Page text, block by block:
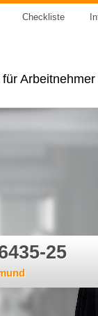
Checkliste
Arbeitnehmer
25